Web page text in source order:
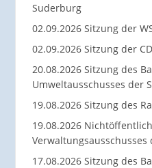
Suderburg
02.09.2026 Sitzung der
02.09.2026 Sitzung der
20.08.2026 Sitzung des
Umweltausschusses der
19.08.2026 Sitzung des
19.08.2026
Verwaltungsausschusses
17.08.2026 Sitzung des